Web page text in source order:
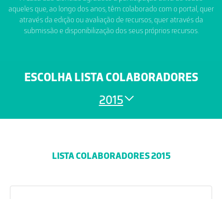
aqueles que, ao longo dos anos, têm colaborado com o portal, quer
através da edição ou avaliação de recursos, quer através da
submissão e disponibilização dos seus próprios recursos.
ESCOLHA LISTA COLABORADORES
2015
LISTA COLABORADORES 2015